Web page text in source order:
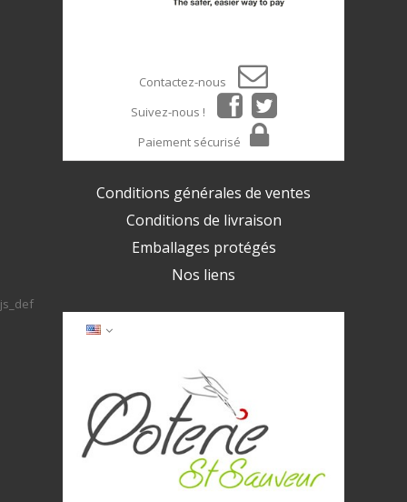
Contactez-nous
Suivez-nous !
Paiement sécurisé
Conditions générales de ventes
Conditions de livraison
Emballages protégés
Nos liens
js_def